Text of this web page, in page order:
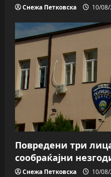
Снежа Петковска 10/
Повредени три
сообраќајни
Снежа Петковска 10/